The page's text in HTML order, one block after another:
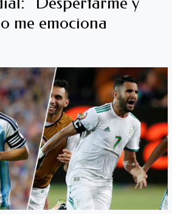
me emociona